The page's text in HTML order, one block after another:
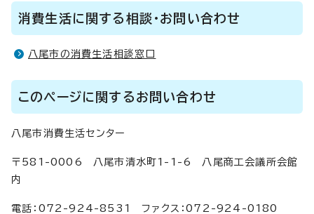
消費生活に関する相談・お問い合わせ
八尾市の消費生活相談窓口
このページに関するお問い合わせ
八尾市消費生活センター
〒581-0006 八尾市清水町1-1-6 八尾商工会議所会館
内
電話：072-924-8531 ファクス：072-924-0180